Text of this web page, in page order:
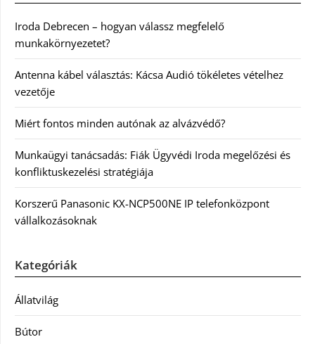
Iroda Debrecen – hogyan válassz megfelelő
munkakörnyezetet?
Antenna kábel választás: Kácsa Audió tökéletes vételhez
vezetője
Miért fontos minden autónak az alvázvédő?
Munkaügyi tanácsadás: Fiák Ügyvédi Iroda megelőzési és
konfliktuskezelési stratégiája
Korszerű Panasonic KX-NCP500NE IP telefonközpont
vállalkozásoknak
Kategóriák
Állatvilág
Bútor